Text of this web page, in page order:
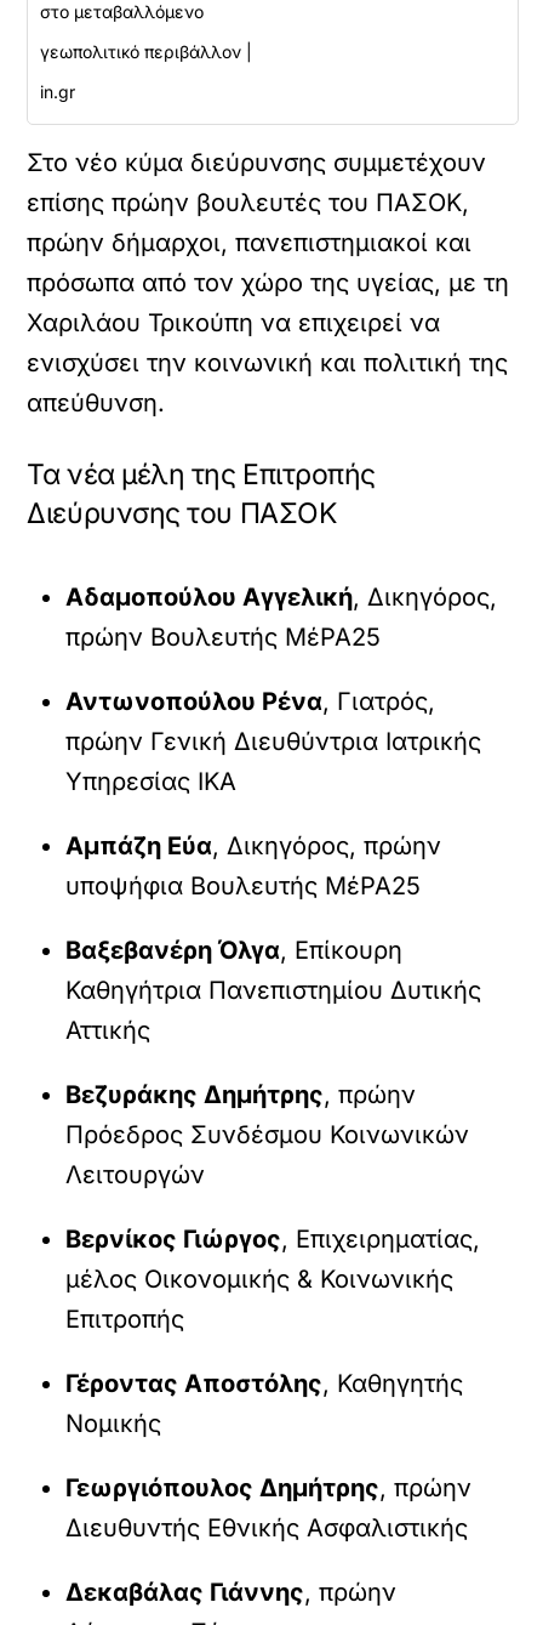
στο μεταβαλλόμενο
γεωπολιτικό περιβάλλον |
in.gr
Στο νέο κύμα διεύρυνσης συμμετέχουν
επίσης πρώην βουλευτές του ΠΑΣΟΚ,
πρώην δήμαρχοι, πανεπιστημιακοί και
πρόσωπα από τον χώρο της υγείας, με τη
Χαριλάου Τρικούπη να επιχειρεί να
ενισχύσει την κοινωνική και πολιτική της
απεύθυνση.
Τα νέα μέλη της Επιτροπής
Διεύρυνσης του ΠΑΣΟΚ
Αδαμοπούλου Αγγελική, Δικηγόρος,
πρώην Βουλευτής ΜέΡΑ25
Αντωνοπούλου Ρένα, Γιατρός,
πρώην Γενική Διευθύντρια Ιατρικής
Υπηρεσίας ΙΚΑ
Αμπάζη Εύα, Δικηγόρος, πρώην
υποψήφια Βουλευτής ΜέΡΑ25
Βαξεβανέρη Όλγα, Επίκουρη
Καθηγήτρια Πανεπιστημίου Δυτικής
Αττικής
Βεζυράκης Δημήτρης, πρώην
Πρόεδρος Συνδέσμου Κοινωνικών
Λειτουργών
Βερνίκος Γιώργος, Επιχειρηματίας,
μέλος Οικονομικής & Κοινωνικής
Επιτροπής
Γέροντας Αποστόλης, Καθηγητής
Νομικής
Γεωργιόπουλος Δημήτρης, πρώην
Διευθυντής Εθνικής Ασφαλιστικής
Δεκαβάλας Γιάννης, πρώην